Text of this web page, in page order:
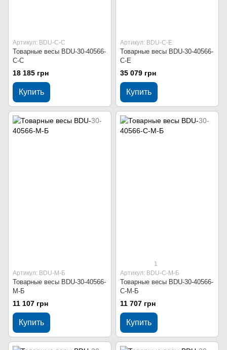
Артикул: BDU-С-С
Товарные весы BDU-30-40566-
С-С
18 185 грн
Купить
Артикул: BDU-C-Е
Товарные весы BDU-30-40566-
C-Е
35 079 грн
Купить
Артикул: BDU-M-Б
Товарные весы BDU-30-40566-
M-Б
11 107 грн
Купить
1
Артикул: BDU-С-M-Б
Товарные весы BDU-30-40566-
С-M-Б
11 707 грн
Купить